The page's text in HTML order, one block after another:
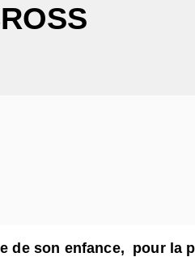
de son enfance, pour la